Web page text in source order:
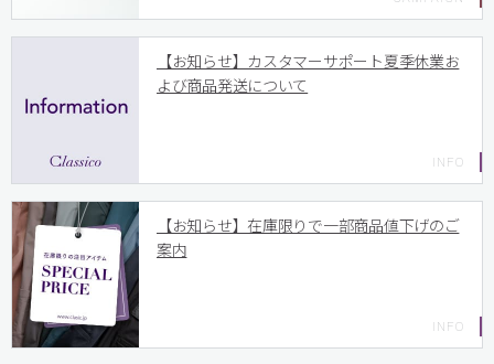
【お知らせ】カスタマーサポート夏季休業お
よび商品発送について
【お知らせ】在庫限りで一部商品値下げのご
案内